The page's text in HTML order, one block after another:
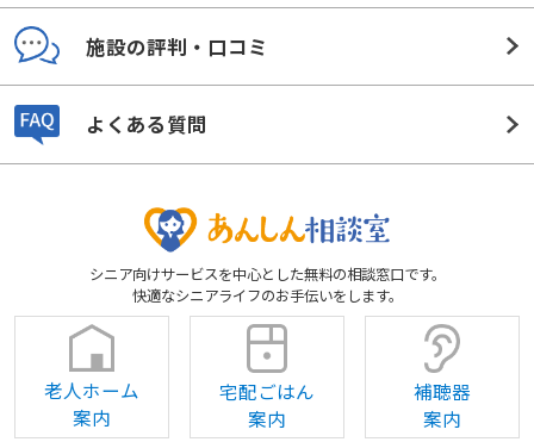
施設の評判・口コミ
よくある質問
シニア向けサービスを中心とした無料の相談窓口です。
快適なシニアライフのお手伝いをします。
老人ホーム
案内
宅配ごはん
案内
補聴器
案内